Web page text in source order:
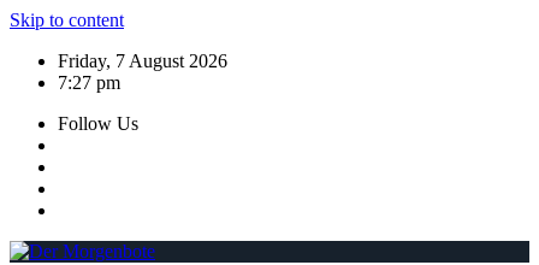
Skip to content
Friday, 7 August 2026
7:27 pm
Follow Us